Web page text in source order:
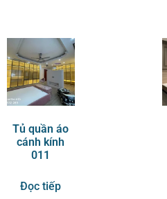
Tủ quần áo
cánh kính
011
Đọc tiếp